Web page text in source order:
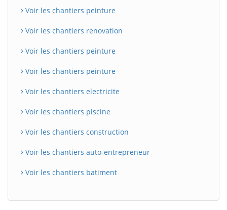
Voir les chantiers peinture
Voir les chantiers renovation
Voir les chantiers peinture
Voir les chantiers peinture
Voir les chantiers electricite
Voir les chantiers piscine
Voir les chantiers construction
Voir les chantiers auto-entrepreneur
Voir les chantiers batiment